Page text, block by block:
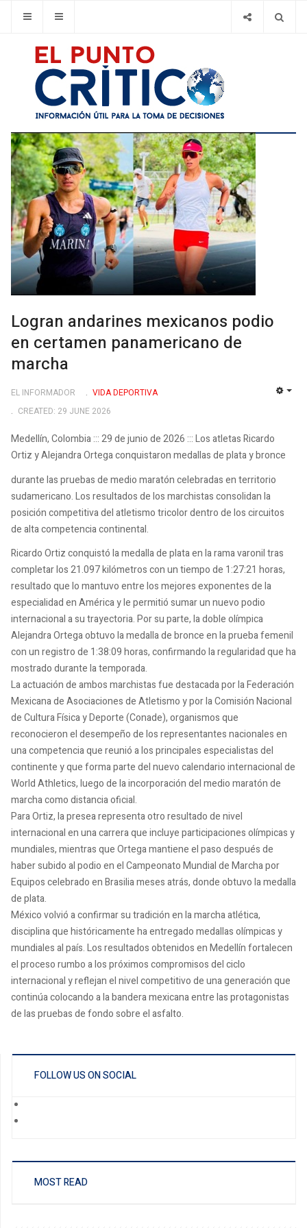
Logran andarines mexicanos podio
en certamen panamericano de
marcha
EL INFORMADOR
VIDA DEPORTIVA
CREATED: 29 JUNE 2026
Medellín, Colombia ::: 29 de junio de 2026 ::: Los atletas Ricardo
Ortiz y Alejandra Ortega conquistaron medallas de plata y bronce
durante las pruebas de medio maratón celebradas en territorio
sudamericano. Los resultados de los marchistas consolidan la
posición competitiva del atletismo tricolor dentro de los circuitos
de alta competencia continental.
Ricardo Ortiz conquistó la medalla de plata en la rama varonil tras
completar los 21.097 kilómetros con un tiempo de 1:27:21 horas,
resultado que lo mantuvo entre los mejores exponentes de la
especialidad en América y le permitió sumar un nuevo podio
internacional a su trayectoria. Por su parte, la doble olímpica
Alejandra Ortega obtuvo la medalla de bronce en la prueba femenil
con un registro de 1:38:09 horas, confirmando la regularidad que ha
mostrado durante la temporada.
La actuación de ambos marchistas fue destacada por la Federación
Mexicana de Asociaciones de Atletismo y por la Comisión Nacional
de Cultura Física y Deporte (Conade), organismos que
reconocieron el desempeño de los representantes nacionales en
una competencia que reunió a los principales especialistas del
continente y que forma parte del nuevo calendario internacional de
World Athletics, luego de la incorporación del medio maratón de
marcha como distancia oficial.
Para Ortiz, la presea representa otro resultado de nivel
internacional en una carrera que incluye participaciones olímpicas y
mundiales, mientras que Ortega mantiene el paso después de
haber subido al podio en el Campeonato Mundial de Marcha por
Equipos celebrado en Brasilia meses atrás, donde obtuvo la medalla
de plata.
México volvió a confirmar su tradición en la marcha atlética,
disciplina que históricamente ha entregado medallas olímpicas y
mundiales al país. Los resultados obtenidos en Medellín fortalecen
el proceso rumbo a los próximos compromisos del ciclo
internacional y reflejan el nivel competitivo de una generación que
continúa colocando a la bandera mexicana entre las protagonistas
de las pruebas de fondo sobre el asfalto.
FOLLOW US ON SOCIAL
MOST READ